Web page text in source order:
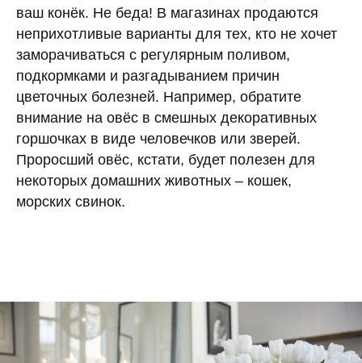
ваш конёк. Не беда! В магазинах продаются
неприхотливые варианты для тех, кто не хочет
заморачиваться с регулярным поливом,
подкормками и разгадыванием причин
цветочных болезней. Например, обратите
внимание на овёс в смешных декоративных
горшочках в виде человечков или зверей.
Проросший овёс, кстати, будет полезен для
некоторых домашних животных – кошек,
морских свинок.